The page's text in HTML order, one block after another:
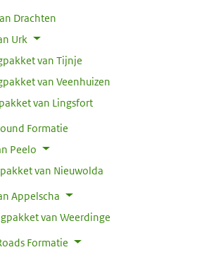
Drachten
Urk
van Tijnje
van Veenhuizen
van Lingsfort
Formatie
Peelo
van Nieuwolda
Appelscha
van Weerdinge
Formatie